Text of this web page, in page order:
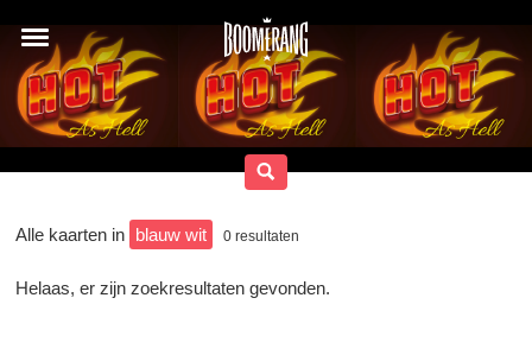
Alle kaarten in blauw wit 0 resultaten
Helaas, er zijn zoekresultaten gevonden.